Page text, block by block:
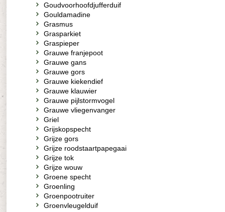
Goudvoorhoofdjufferduif
Gouldamadine
Grasmus
Grasparkiet
Graspieper
Grauwe franjepoot
Grauwe gans
Grauwe gors
Grauwe kiekendief
Grauwe klauwier
Grauwe pijlstormvogel
Grauwe vliegenvanger
Griel
Grijskopspecht
Grijze gors
Grijze roodstaartpapegaai
Grijze tok
Grijze wouw
Groene specht
Groenling
Groenpootruiter
Groenvleugelduif